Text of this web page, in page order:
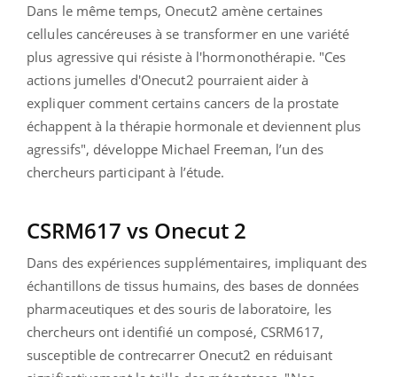
Dans le même temps, Onecut2 amène certaines
cellules cancéreuses à se transformer en une variété
plus agressive qui résiste à l'hormonothérapie. "Ces
actions jumelles d'Onecut2 pourraient aider à
expliquer comment certains cancers de la prostate
échappent à la thérapie hormonale et deviennent plus
agressifs", développe Michael Freeman, l’un des
chercheurs participant à l’étude.
CSRM617 vs Onecut 2
Dans des expériences supplémentaires, impliquant des
échantillons de tissus humains, des bases de données
pharmaceutiques et des souris de laboratoire, les
chercheurs ont identifié un composé, CSRM617,
susceptible de contrecarrer Onecut2 en réduisant